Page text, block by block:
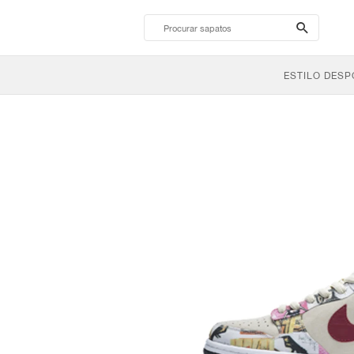
search-
btn
ESTILO